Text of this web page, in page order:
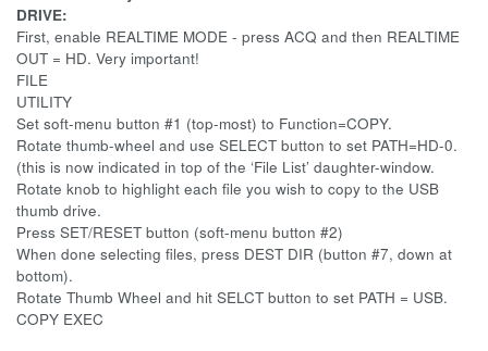
DRIVE:
First, enable REALTIME MODE - press ACQ and then REALTIME
OUT = HD. Very important!
FILE
UTILITY
Set soft-menu button #1 (top-most) to Function=COPY.
Rotate thumb-wheel and use SELECT button to set PATH=HD-0.
(this is now indicated in top of the ‘File List’ daughter-window.
Rotate knob to highlight each file you wish to copy to the USB
thumb drive.
Press SET/RESET button (soft-menu button #2)
When done selecting files, press DEST DIR (button #7, down at
bottom).
Rotate Thumb Wheel and hit SELCT button to set PATH = USB.
COPY EXEC